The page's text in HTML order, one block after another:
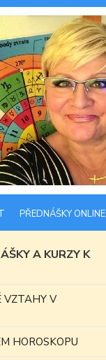
PŘEDNÁŠKY ONLINE
A KURZY K
VZTAHY V
HOROSKOPU